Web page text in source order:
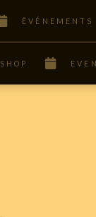
ÊVÉNEMENTS
SHOP